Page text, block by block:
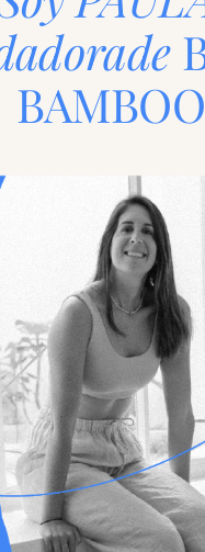
de
BAMBOO